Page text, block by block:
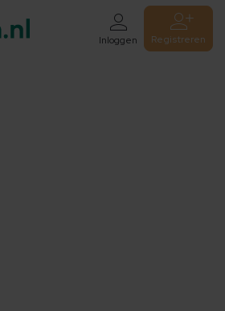
Inloggen Registreren